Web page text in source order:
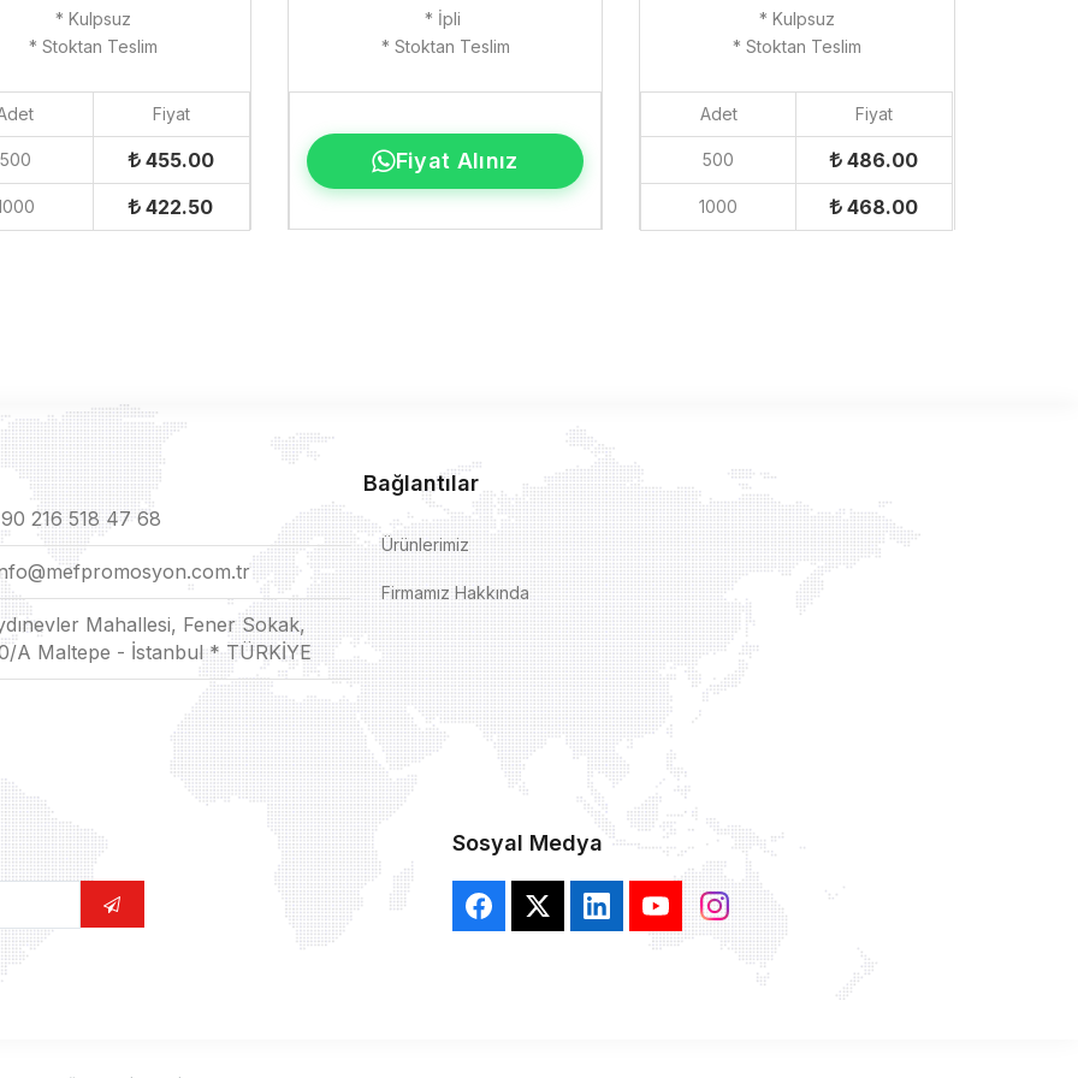
* Kulpsuz
* Stoktan Teslim
Fiyat
500 455.00
422.50
* İpli
* Stoktan Teslim
Fiyat Alınız
* Kulpsuz
* Stoktan Teslim
Adet Fiyat
500 486.00
1000 468.00
216 518 47 68
Mahallesi, Fener Sokak,
A Maltepe - İstanbul * TÜRKİYE
Bağlantılar
Ürünlerimiz
Firmamız Hakkında
Sosyal Medya